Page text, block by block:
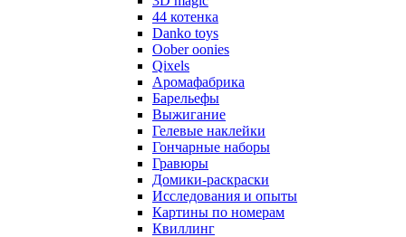
44 котенка
Danko toys
Oober oonies
Qixels
Аромафабрика
Барельефы
Выжигание
Гелевые наклейки
Гончарные наборы
Гравюры
Домики-раскраски
Исследования и опыты
Картины по номерам
Квиллинг